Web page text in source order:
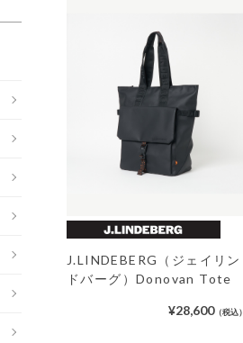
J.LINDEBERG（ジェイリン
ドバーグ）Donovan Tote
¥28,600（税込）